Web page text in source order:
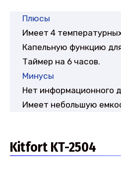
Плюсы
Имеет 4
Капельную функцию
Таймер на 6 часов.
Минусы
Нет информационного
Имеет небольшую
Kitfort KT-2504